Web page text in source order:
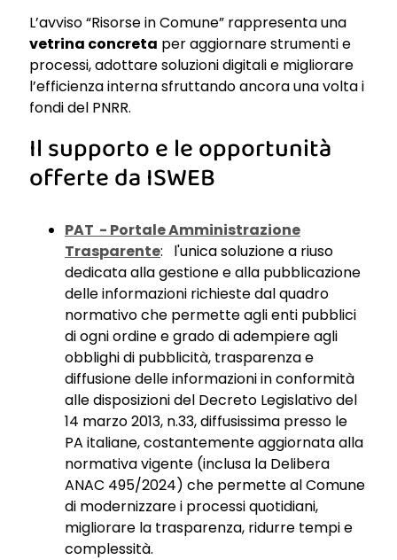
L’avviso “Risorse in Comune” rappresenta una
vetrina concreta per aggiornare strumenti e
processi, adottare soluzioni digitali e migliorare
l’efficienza interna sfruttando ancora una volta i
fondi del PNRR.
Il supporto e le opportunità
offerte da ISWEB
PAT - Portale Amministrazione
Trasparente: l'unica soluzione a riuso
dedicata alla gestione e alla pubblicazione
delle informazioni richieste dal quadro
normativo che permette agli enti pubblici
di ogni ordine e grado di adempiere agli
obblighi di pubblicità, trasparenza e
diffusione delle informazioni in conformità
alle disposizioni del Decreto Legislativo del
14 marzo 2013, n.33, diffusissima presso le
PA italiane, costantemente aggiornata alla
normativa vigente (inclusa la Delibera
ANAC 495/2024) che permette al Comune
di modernizzare i processi quotidiani,
migliorare la trasparenza, ridurre tempi e
complessità.